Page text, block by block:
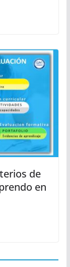
de
en